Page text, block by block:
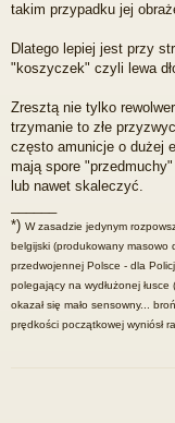
takim przypadku jej
Dlatego lepiej jest przy
"koszyczek" czyli lewa
Zresztą nie tylko
trzymanie to złe
często amunicje o dużej
mają spore
lub nawet skaleczyć.
*) W zasadzie jedynym
belgijski (produkowany masowo
przedwojennej Polsce - dla
polegający na wydłużonej
okazał się mało sensowny...
prędkości początkowej wyniósł